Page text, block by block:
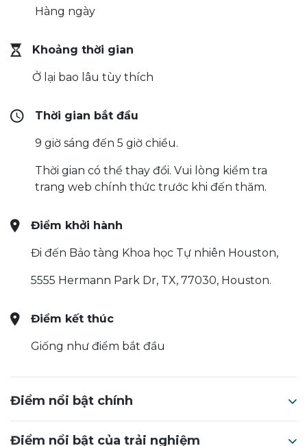
Hàng ngày
Khoảng thời gian
Ở lại bao lâu tùy thích
Thời gian bắt đầu
9 giờ sáng đến 5 giờ chiều.
Thời gian có thể thay đổi. Vui lòng kiểm tra
trang web chính thức trước khi đến thăm.
Điểm khởi hành
Đi đến Bảo tàng Khoa học Tự nhiên Houston,
5555 Hermann Park Dr, TX, 77030, Houston.
Điểm kết thúc
Giống như điểm bắt đầu
Điểm nổi bật chính
Điểm nổi bật của trải nghiệm